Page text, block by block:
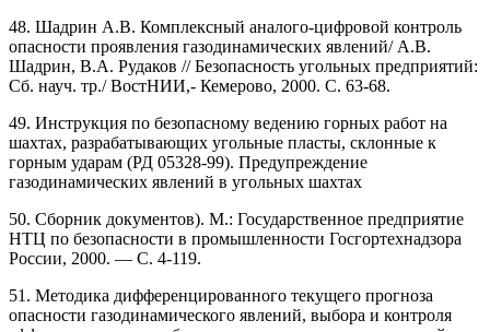
48. Шадрин А.В. Комплексный аналого-цифровой контроль
опасности проявления газодинамических явлений/ А.В.
Шадрин, В.А. Рудаков // Безопасность угольных предприятий:
Сб. науч. тр./ ВостНИИ,- Кемерово, 2000. С. 63-68.
49. Инструкция по безопасному ведению горных работ на
шахтах, разрабатывающих угольные пласты, склонные к
горным ударам (РД 05328-99). Предупреждение
газодинамических явлений в угольных шахтах
50. Сборник документов). М.: Государственное предприятие
НТЦ по безопасности в промышленности Госгортехнадзора
России, 2000. — С. 4-119.
51. Методика дифференцированного текущего прогноза
опасности газодинамического явлений, выбора и контроля